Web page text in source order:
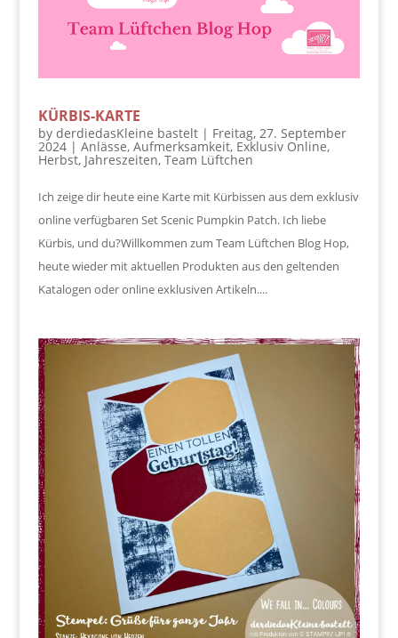
KÜRBIS-KARTE
by derdiedasKleine bastelt| Freitag, 27. September
2024| Anlässe, Aufmerksamkeit, Exklusiv Online,
Herbst, Jahreszeiten, Team Lüftchen
Ich zeige dir heute eine Karte mit Kürbissen aus dem exklusiv
online verfügbaren Set Scenic Pumpkin Patch. Ich liebe
Kürbis, und du?Willkommen zum Team Lüftchen Blog Hop,
heute wieder mit aktuellen Produkten aus den geltenden
Katalogen oder online exklusiven Artikeln....